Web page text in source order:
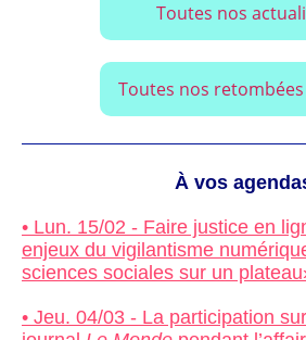
Toutes nos
Toutes nos
À vos
• Lun. 15/02 - Faire justice en
enjeux du vigilantisme
sciences sociales sur un
• Jeu. 04/03 - La participation